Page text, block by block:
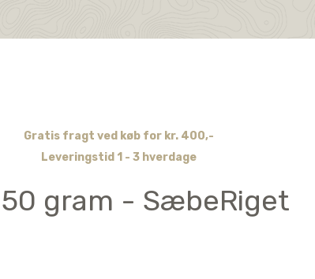
Gratis fragt ved køb for kr. 400,-
Leveringstid 1 - 3 hverdage
gram - SæbeRiget